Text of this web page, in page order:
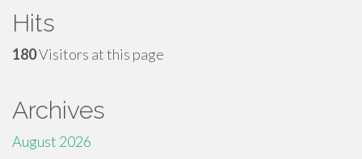
Hits
180Visitors at this page
Archives
August 2026